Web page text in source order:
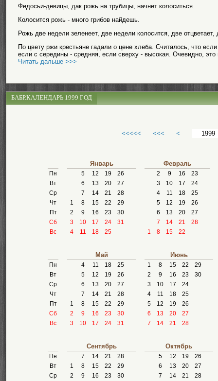
Федосьи-девицы, дак рожь на трубицы, начнет колоситься.
Колосится рожь - много грибов найдешь.
Рожь две недели зеленеет, две недели колосится, две
По цвету ржи крестьяне гадали о цене хлеба. Считалось, что
если с середины - средняя, если сверху - высокая. Очевидно,
Читать дальше >>>
БАБР.КАЛЕНДАРЬ 1999 ГОД
<<<<< <<< <
Пн
Вт
Ср
Чт
Пт
Сб
Вс
Январь
5 12 19
26
6
13 20
27
7
14 21
28
1
8 15 22
29
2
9 16 23
30
3
10 17 24
31
4
11 18 25
Февраль
2 9 16
23
3
10 17
24
4
11 18
25
5
12 19
26
6
13 20
27
7
14 21
28
1
8 15 22
Пн
Вт
Ср
Чт
Пт
Сб
Вс
Май
4 11 18
25
5
12 19
26
6
13 20
27
7
14 21
28
1
8 15 22
29
2
9 16 23
30
3
10 17 24 31
Июнь
1 8 15 22
29
2
9 16 23
30
3
10 17
24
4
11 18
25
5
12 19
26
6
13 20
27
7
14 21 28
Пн
Вт
Ср
Сентябрь
7 14 21
28
1
8 15 22
29
2
9 16 23
30
Октябрь
5 12 19
26
6
13 20
27
7
14 21
28